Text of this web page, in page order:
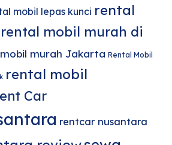
mobil lepas kunci rental
rental mobil murah di
murah Jakarta Rental Mobil
rental mobil
Car
rentcar nusantara